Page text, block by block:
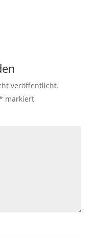
veröffentlicht.
markiert